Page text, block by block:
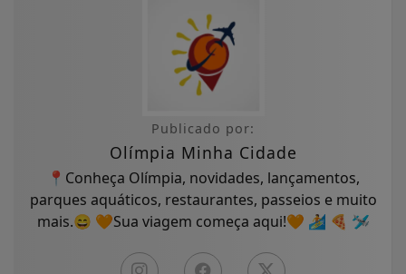
Publicado por:
Olímpia Minha Cidade
📍Conheça Olímpia, novidades, lançamentos,
parques aquáticos, restaurantes, passeios e muito
mais.😄 🧡Sua viagem começa aqui!🧡 🏄 🍕 🛩